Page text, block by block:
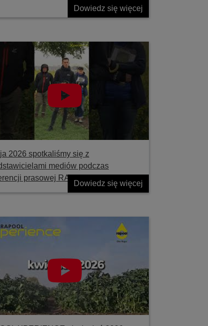
Dowiedz się więcej
2026 spotkaliśmy się z
mediów podczas
prasowej RAPOOL
Dowiedz się więcej